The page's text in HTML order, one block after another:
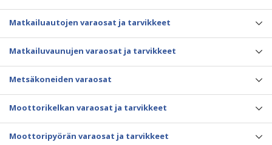
Matkailuautojen varaosat ja tarvikkeet
Matkailuvaunujen varaosat ja tarvikkeet
Metsäkoneiden varaosat
Moottorikelkan varaosat ja tarvikkeet
Moottoripyörän varaosat ja tarvikkeet